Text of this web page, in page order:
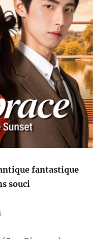
fantastique
souci